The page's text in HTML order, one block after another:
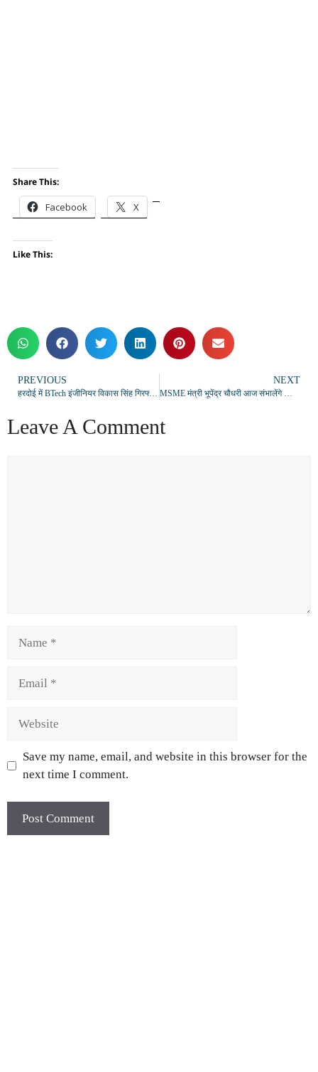
Share This:
Facebook X
Like This:
PREVIOUS
हरदोई में BTech इंजीनियर विकास सिंह गिरफ्तार, टेलीग्राम पर बच्चों के अश्लील वीडियो बेचकर कमाया 2.5 करोड़
NEXT
MSME मंत्री भूपेंद्र चौधरी आज संभालेंगे कार्यभार, अफसरों संग करेंगे अहम बैठक
Leave A Comment
Save my name, email, and website in this browser for the
next time I comment.